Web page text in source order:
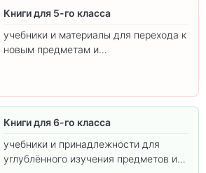
Книги для 5-го класса
учебники и материалы для перехода к
новым предметам и
Книги для 6-го класса
учебники и принадлежности для
углублённого изучения предметов и